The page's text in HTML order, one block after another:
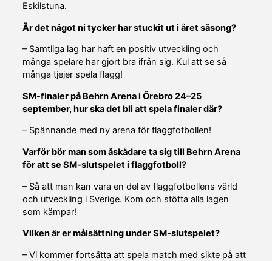
Eskilstuna.
Är det något ni tycker har stuckit ut i året säsong?
– Samtliga lag har haft en positiv utveckling och
många spelare har gjort bra ifrån sig. Kul att se så
många tjejer spela flagg!
SM-finaler på Behrn Arena i Örebro 24–25
september, hur ska det bli att spela finaler där?
– Spännande med ny arena för flaggfotbollen!
Varför bör man som åskådare ta sig till Behrn Arena
för att se SM-slutspelet i flaggfotboll?
– Så att man kan vara en del av flaggfotbollens värld
och utveckling i Sverige. Kom och stötta alla lagen
som kämpar!
Vilken är er målsättning under SM-slutspelet?
– Vi kommer fortsätta att spela match med sikte på att